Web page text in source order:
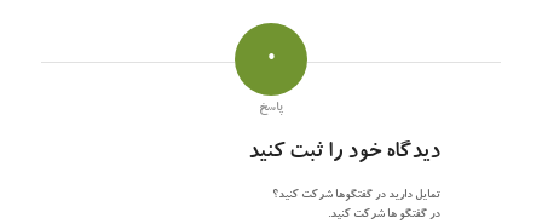
0
پاسخ
دیدگاه خود را ثبت کنید
تمایل دارید در گفتگوها شرکت کنید؟
در گفتگو ها شرکت کنید.